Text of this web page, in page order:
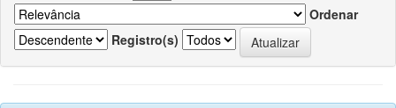
Ordenar
Registro(s)